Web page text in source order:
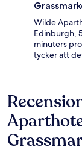
Wilde
Edinburgh,
minuters
tycker att